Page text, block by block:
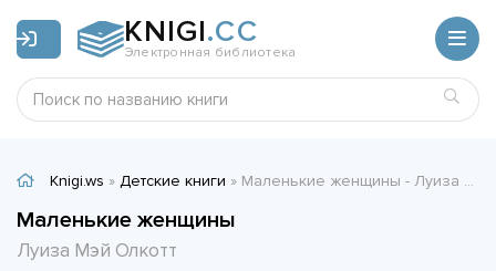
KNIGI.CC
Электронная библиотека
Knigi.ws » Детские книги » Маленькие женщины - Луиза Мэй Олкотт
Маленькие женщины
Луиза Мэй Олкотт